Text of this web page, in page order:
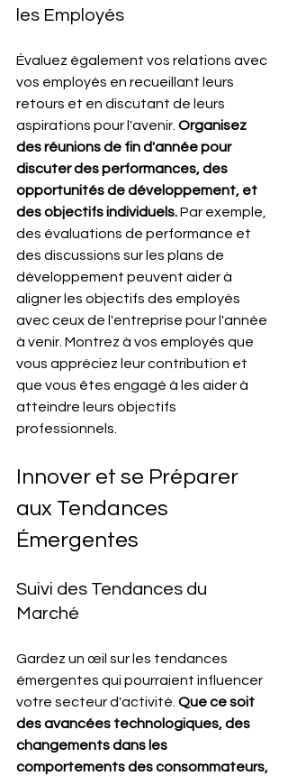
les Employés
Évaluez également vos relations avec
vos employés en recueillant leurs
retours et en discutant de leurs
aspirations pour l'avenir. Organisez
des réunions de fin d'année pour
discuter des performances, des
opportunités de développement, et
des objectifs individuels. Par exemple,
des évaluations de performance et
des discussions sur les plans de
développement peuvent aider à
aligner les objectifs des employés
avec ceux de l'entreprise pour l'année
à venir. Montrez à vos employés que
vous appréciez leur contribution et
que vous êtes engagé à les aider à
atteindre leurs objectifs
professionnels.
Innover et se Préparer
aux Tendances
Émergentes
Suivi des Tendances du
Marché
Gardez un œil sur les tendances
émergentes qui pourraient influencer
votre secteur d'activité. Que ce soit
des avancées technologiques, des
changements dans les
comportements des consommateurs,